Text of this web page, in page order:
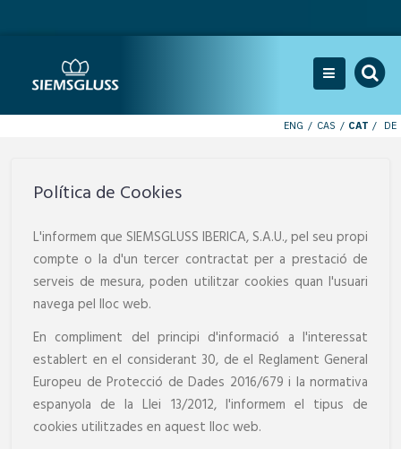
ENG CAS CAT DE
Política de Cookies
L'informem que SIEMSGLUSS IBERICA, S.A.U., pel seu propi
compte o la d'un tercer contractat per a prestació de
serveis de mesura, poden utilitzar cookies quan l'usuari
navega pel lloc web.
En compliment del principi d'informació a l'interessat
establert en el considerant 30, de el Reglament General
Europeu de Protecció de Dades 2016/679 i la normativa
espanyola de la Llei 13/2012, l'informem el tipus de
cookies utilitzades en aquest lloc web.